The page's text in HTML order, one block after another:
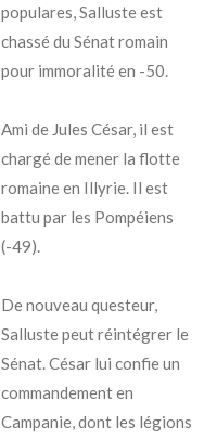
populares, Salluste est
chassé du Sénat romain
pour immoralité en -50.
Ami de Jules César, il est
chargé de mener la flotte
romaine en Illyrie. Il est
battu par les Pompéiens
(-49).
De nouveau questeur,
Salluste peut réintégrer le
Sénat. César lui confie un
commandement en
Campanie, dont les légions